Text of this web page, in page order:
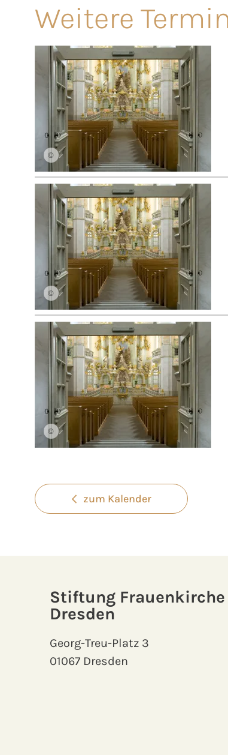
Weitere
©
©
©
zum Kalender
Stiftung Frauenkirche
Dresden
Georg-Treu-Platz 3
01067 Dresden